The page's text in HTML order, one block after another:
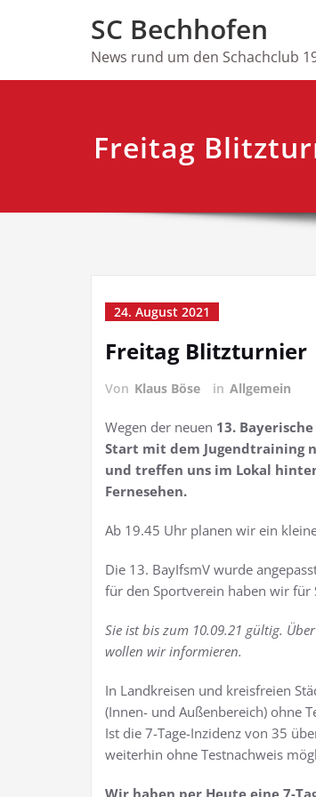
SC Bechhofen
News rund um den Schachclub
Freitag
24. August 2021
Freitag Blitzturnier
Von Klaus Böse in Allgemein
Wegen der neuen 13.
Start mit dem Jugendtraining
und treffen uns im Lokal
Fernesehen.
Ab 19.45 Uhr planen wir ein
Die 13. BayIfsmV wurde
für den Sportverein haben wir für
Sie ist bis zum 10.09.21 gültig.
wollen wir informieren.
In Landkreisen und kreisfreien
(Innen- und Außenbereich) ohne
Ist die 7-Tage-Inzidenz von 35
weiterhin ohne Testnachweis
Wir haben per Heute eine 7-